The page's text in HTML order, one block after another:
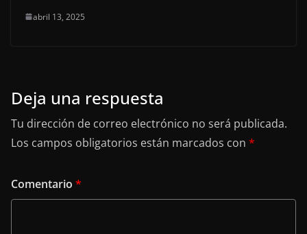
abril 13, 2025
Deja una respuesta
Tu dirección de correo electrónico no será publicada.
Los campos obligatorios están marcados con *
Comentario *